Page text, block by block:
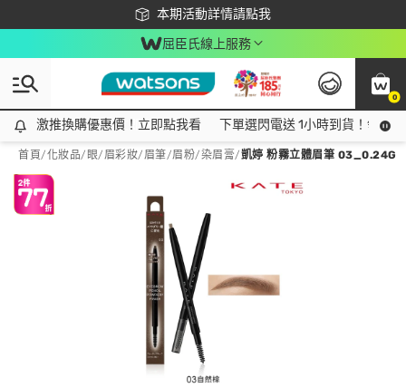
本期活動詳情請點我
下載app最高回饋$350
屈臣氏線上服務
0
激推換購優惠價！立即點我看
激推換購優惠價！立即點我看 下單選閃電送 1小時到貨！領神
首頁/化妝品/ 眼/眉彩妝/眉筆/眉粉/染眉膏/凱婷 粉霧立體眉筆 03_0.24G